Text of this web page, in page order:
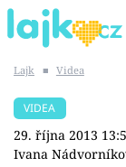
SHOPAHOLICADEL
Lajk ■ Videa
VIDEA
29. října 2013
Ivana